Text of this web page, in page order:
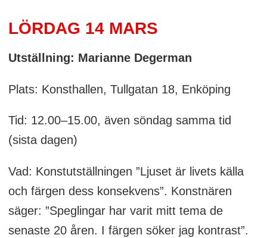
LÖRDAG 14 MARS
Utställning: Marianne Degerman
Plats: Konsthallen, Tullgatan 18, Enköping
Tid: 12.00–15.00, även söndag samma tid
(sista dagen)
Vad: Konstutställningen ”Ljuset är livets källa
och färgen dess konsekvens”. Konstnären
säger: ”Speglingar har varit mitt tema de
senaste 20 åren. I färgen söker jag kontrast”.